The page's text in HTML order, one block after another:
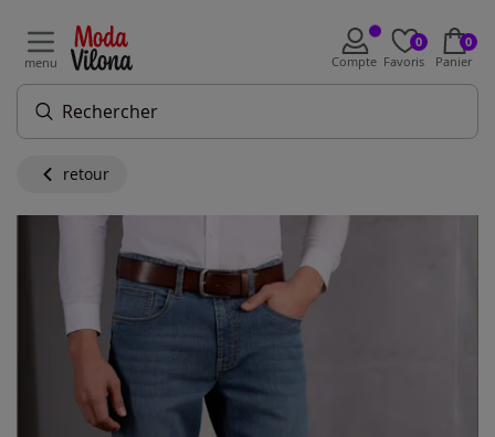
menu Compte
0
Favoris
0
Panier
retour